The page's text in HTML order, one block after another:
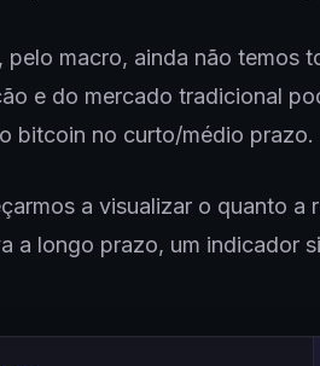
pelo macro, ainda não temos
e do mercado tradicional
bitcoin no curto/médio prazo.
a visualizar o quanto a
a longo prazo, um indicador